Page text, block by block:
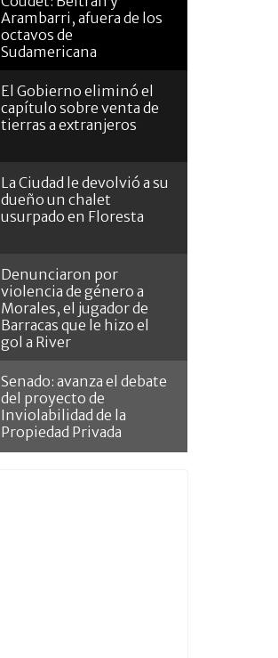
Arambarri, afuera de los
octavos de
Sudamericana
El Gobierno eliminó el
capítulo sobre venta de
tierras a extranjeros
La Ciudad le devolvió a su
dueño un chalet
usurpado en Floresta
Denunciaron por
violencia de género a
Morales, el jugador de
Barracas que le hizo el
gol a River
Senado: avanza el debate
del proyecto de
Inviolabilidad de la
Propiedad Privada